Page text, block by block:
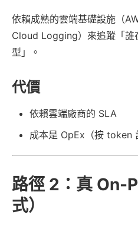
依賴成熟的雲端基礎設施（
Cloud Logging）來追蹤「誰
型」。
代價
依賴雲端廠商的 SLA
成本是 OpEx（按 token
路徑 2：真 On-
式）